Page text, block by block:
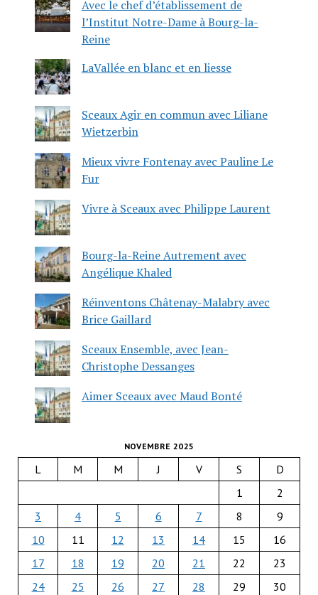
Avec le chef d’établissement de
l’Institut Notre-Dame à Bourg-la-
Reine
LaVallée en blanc et en liesse
Sceaux Agir en commun avec Liliane
Wietzerbin
Mieux vivre Fontenay avec Pauline Le
Fur
Vivre à Sceaux avec Philippe Laurent
Bourg-la-Reine Autrement avec
Angélique Khaled
Réinventons Châtenay-Malabry avec
Brice Gaillard
Sceaux Ensemble, avec Jean-
Christophe Dessanges
Aimer Sceaux avec Maud Bonté
NOVEMBRE 2025
L M M J V S
D
1
2
3
4 5 6 7 8
9
10
11 12 13 14 15
16
17
18 19 20 21 22
23
24
25 26 27 28 29 30